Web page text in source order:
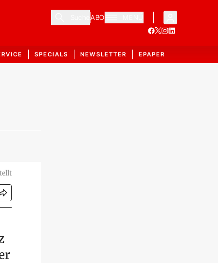
ABO
SPECIALS NEWSLETTER EPAPER